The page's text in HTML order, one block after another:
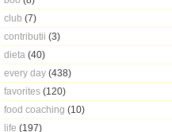
club (7)
contributii (3)
dieta (40)
every day (438)
favorites (120)
food coaching (10)
life (197)